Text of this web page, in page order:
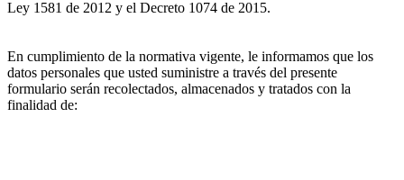
Ley 1581 de 2012 y el Decreto 1074 de 2015.
En cumplimiento de la normativa vigente, le informamos que los
datos personales que usted suministre a través del presente
formulario serán recolectados, almacenados y tratados con la
finalidad de: